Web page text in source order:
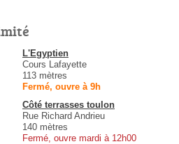
L'Egyptien
Cours Lafayette
113 mètres
Fermé, ouvre à 9h
Côté terrasses toulon
Rue Richard Andrieu
140 mètres
Fermé, ouvre mardi à 12h00